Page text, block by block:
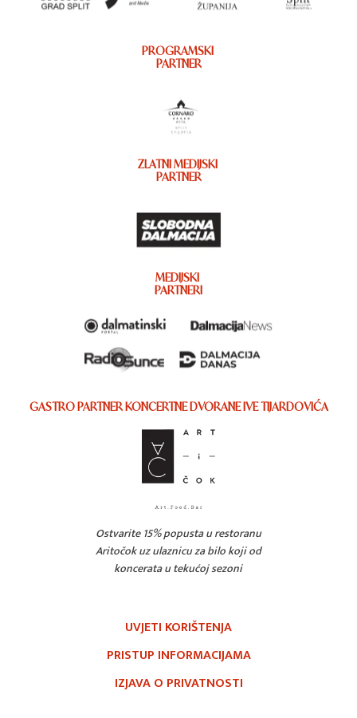
PROGRAMSKI
PARTNER
ZLATNI MEDIJSKI
PARTNER
MEDIJSKI
PARTNERI
GASTRO PARTNER KONCERTNE DVORANE IVE TIJARDOVIĆA
Ostvarite 15% popusta u restoranu
Aritočok uz ulaznicu za bilo koji od
koncerata u tekućoj sezoni
UVJETI KORIŠTENJA
PRISTUP INFORMACIJAMA
IZJAVA O PRIVATNOSTI